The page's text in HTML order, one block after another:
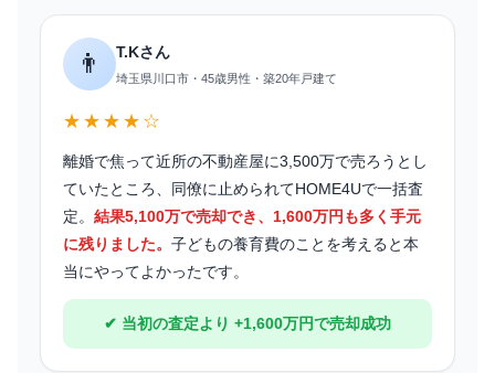
👨 T.Kさん
埼玉県川口市・45歳男性・築20年戸建て
★★★★☆
離婚で焦って近所の不動産屋に3,500万で売ろうとし
ていたところ、同僚に止められてHOME4Uで一括査
定。 結果5,100万で売却でき、1,600万円も多く手元
に残りました。 子どもの養育費のことを考えると本
当にやってよかったです。
✔ 当初の査定より +1,600万円で売却成功